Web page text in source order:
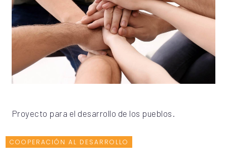
Proyecto para el desarrollo de los pueblos.
COOPERACIÓN AL DESARROLLO